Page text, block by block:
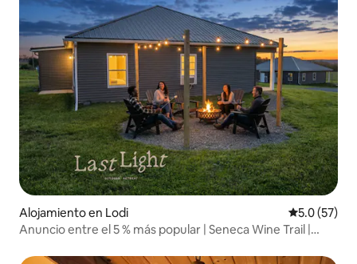
Alojamiento en Lodi Calificación
5.0 (57)
Anuncio entre el 5 % más popular | Seneca Wine Trail |